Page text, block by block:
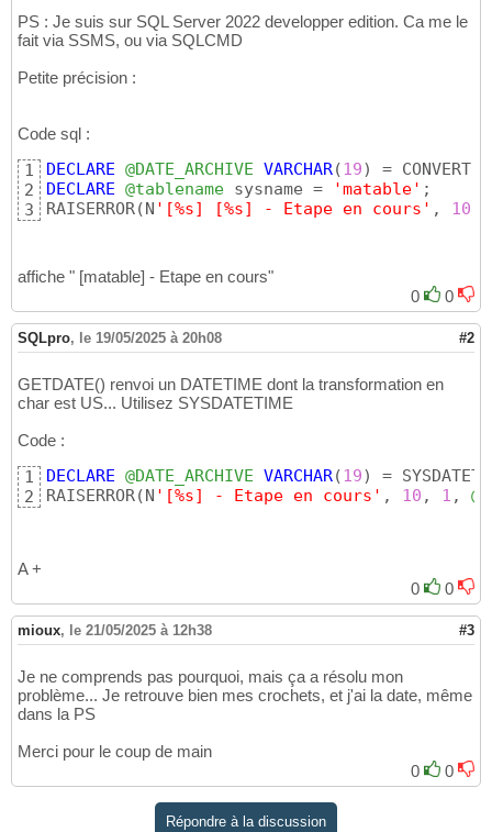
PS : Je suis sur SQL Server 2022 developper edition. Ca me le
fait via SSMS, ou via SQLCMD
Petite précision :
Code sql :
1
2
3
DECLARE @DATE_ARCHIVE VARCHAR(19) = CONVERT
DECLARE @tablename sysname = 'matable' ;
RAISERROR( N '[%s] [%s] - Etape en cours' , 10
affiche " [matable] - Etape en cours"
0
0
SQLpro, le 19/05/2025 à 20h08 #2
GETDATE() renvoi un DATETIME dont la transformation en
char est US... Utilisez SYSDATETIME
Code :
1
2
DECLARE @DATE_ARCHIVE VARCHAR(19)
=
RAISERROR( N '[%s] - Etape en cours' , 10 , 1 ,
A +
0
0
mioux, le 21/05/2025 à 12h38 #3
Je ne comprends pas pourquoi, mais ça a résolu mon
problème... Je retrouve bien mes crochets, et j'ai la date, même
dans la PS
Merci pour le coup de main
0
0
Répondre à la discussion